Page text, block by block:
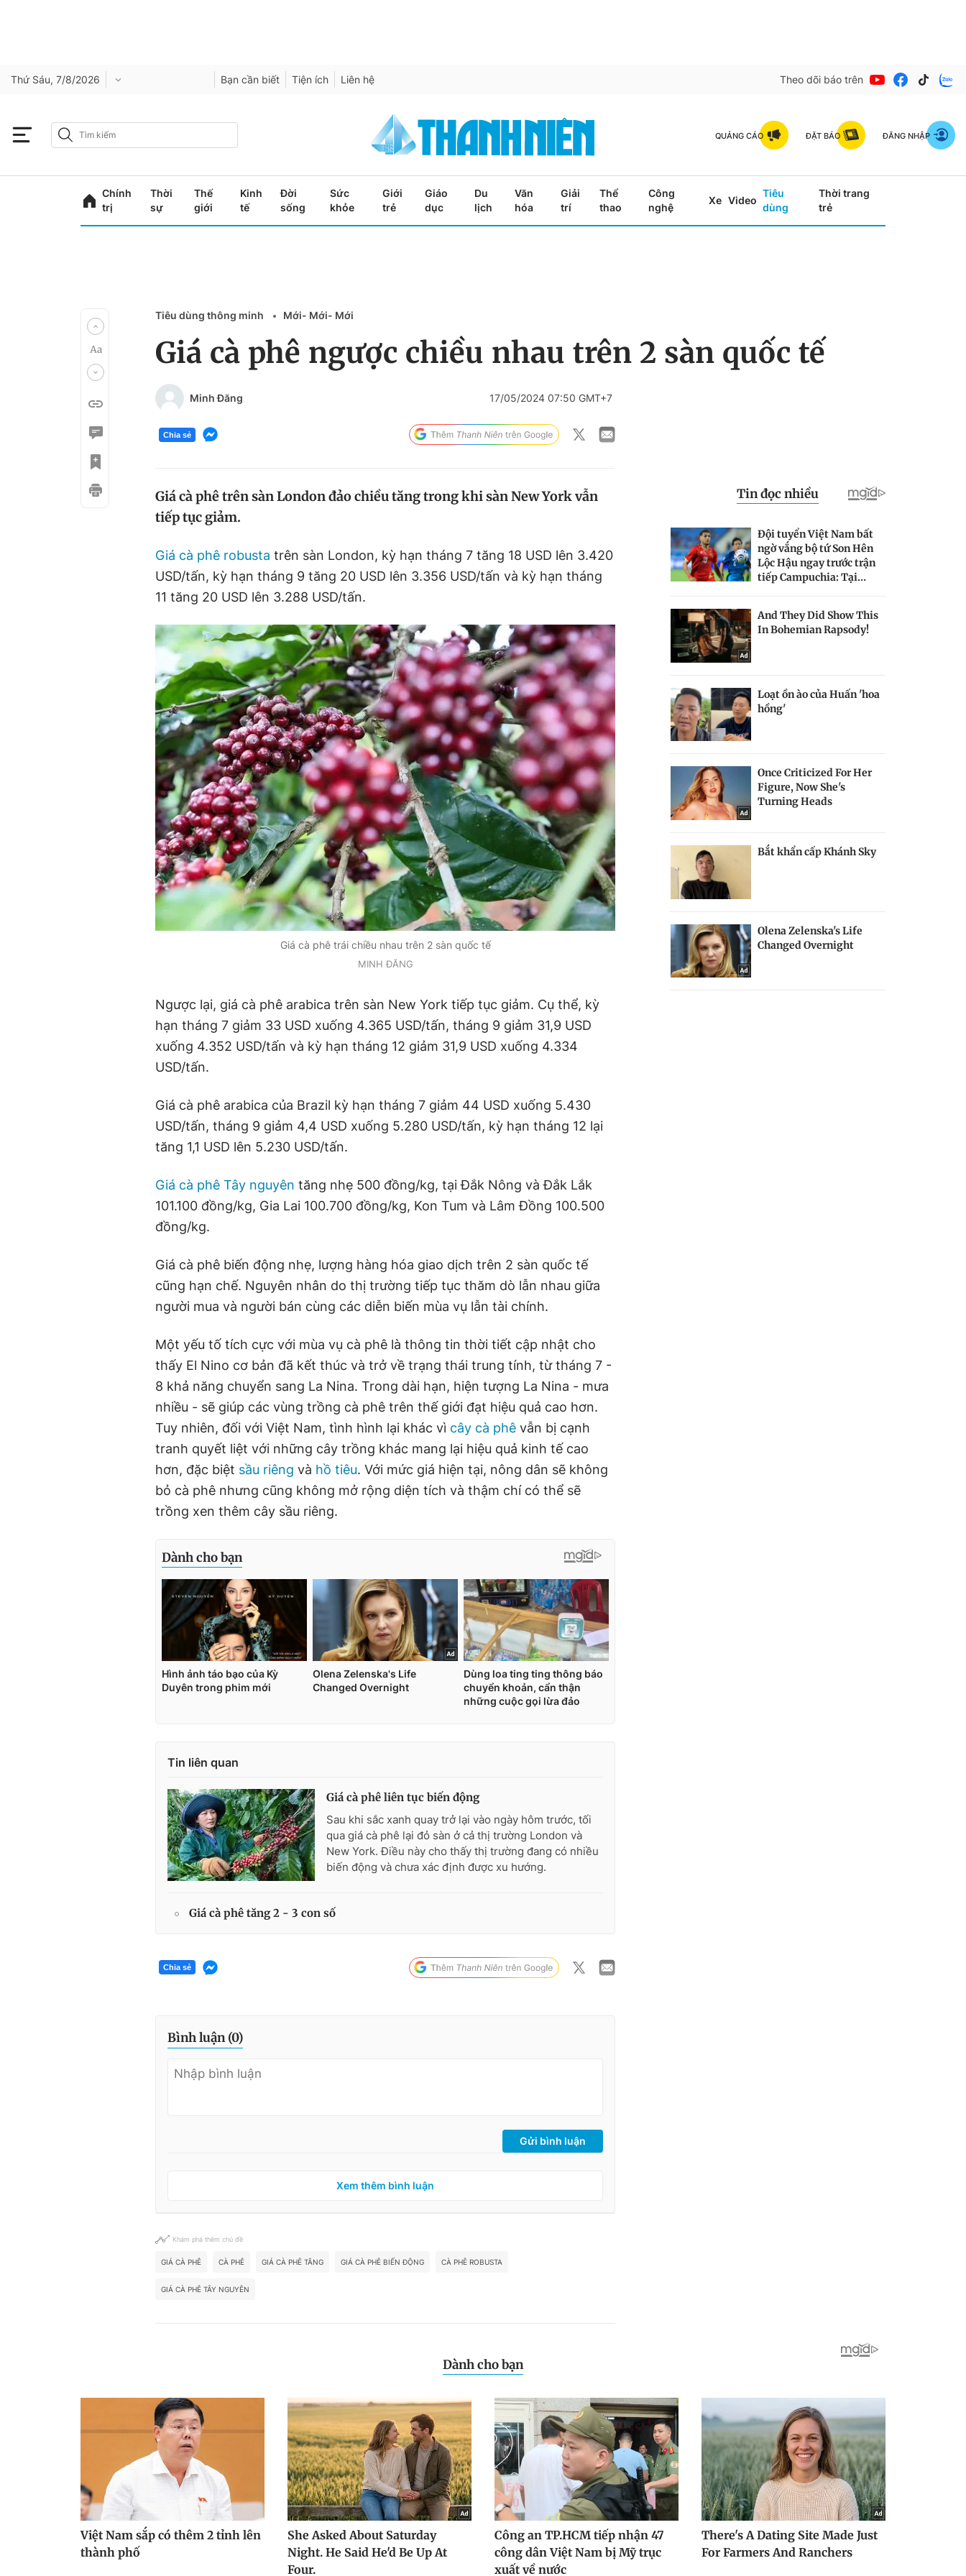
Thứ Sáu, 7/8/2026 Bạn cần biết Tiện ích Liên hệ Theo dõi báo trên
QUẢNG CÁO ĐẶT BÁO ĐĂNG NHẬP
Chính
trị
Thời
sự
Thế
giới
Kinh
tế
Đời
sống
Sức
khỏe
Giới
trẻ
Giáo
dục
Du
lịch
Văn
hóa
Giải
trí
Thể
thao
Công
nghệ
Xe Video
Tiêu
dùng
Thời trang
trẻ
Tiêu dùng thông minh Mới- Mới- Mới
Giá cà phê ngược chiều nhau trên 2 sàn quốc tế
Minh Đăng 17/05/2024 07:50 GMT+7
Chia sẻ
Giá cà phê trên sàn London đảo chiều tăng trong khi sàn New York vẫn
tiếp tục giảm.
Giá cà phê robusta trên sàn London, kỳ hạn tháng 7 tăng 18 USD lên 3.420
USD/tấn, kỳ hạn tháng 9 tăng 20 USD lên 3.356 USD/tấn và kỳ hạn tháng
11 tăng 20 USD lên 3.288 USD/tấn.
Giá cà phê trái chiều nhau trên 2 sàn quốc tế
MINH ĐĂNG
Ngược lại, giá cà phê arabica trên sàn New York tiếp tục giảm. Cụ thể, kỳ
hạn tháng 7 giảm 33 USD xuống 4.365 USD/tấn, tháng 9 giảm 31,9 USD
xuống 4.352 USD/tấn và kỳ hạn tháng 12 giảm 31,9 USD xuống 4.334
USD/tấn.
Giá cà phê arabica của Brazil kỳ hạn tháng 7 giảm 44 USD xuống 5.430
USD/tấn, tháng 9 giảm 4,4 USD xuống 5.280 USD/tấn, kỳ hạn tháng 12 lại
tăng 1,1 USD lên 5.230 USD/tấn.
Giá cà phê Tây nguyên tăng nhẹ 500 đồng/kg, tại Đắk Nông và Đắk Lắk
101.100 đồng/kg, Gia Lai 100.700 đồng/kg, Kon Tum và Lâm Đồng 100.500
đồng/kg.
Giá cà phê biến động nhẹ, lượng hàng hóa giao dịch trên 2 sàn quốc tế
cũng hạn chế. Nguyên nhân do thị trường tiếp tục thăm dò lẫn nhau giữa
người mua và người bán cùng các diễn biến mùa vụ lẫn tài chính.
Một yếu tố tích cực với mùa vụ cà phê là thông tin thời tiết cập nhật cho
thấy El Nino cơ bản đã kết thúc và trở về trạng thái trung tính, từ tháng 7 -
8 khả năng chuyển sang La Nina. Trong dài hạn, hiện tượng La Nina - mưa
nhiều - sẽ giúp các vùng trồng cà phê trên thế giới đạt hiệu quả cao hơn.
Tuy nhiên, đối với Việt Nam, tình hình lại khác vì cây cà phê vẫn bị cạnh
tranh quyết liệt với những cây trồng khác mang lại hiệu quả kinh tế cao
hơn, đặc biệt sầu riêng và hồ tiêu. Với mức giá hiện tại, nông dân sẽ không
bỏ cà phê nhưng cũng không mở rộng diện tích và thậm chí có thể sẽ
trồng xen thêm cây sầu riêng.
Tin liên quan
Giá cà phê liên tục biến động
Sau khi sắc xanh quay trở lại vào ngày hôm trước, tối
qua giá cà phê lại đỏ sàn ở cả thị trường London và
New York. Điều này cho thấy thị trường đang có nhiều
biến động và chưa xác định được xu hướng.
Giá cà phê tăng 2 - 3 con số
Chia sẻ
Bình luận (0)
Gửi bình luận
Xem thêm bình luận
Khám phá thêm chủ đề
GIÁ CÀ PHÊ CÀ PHÊ GIÁ CÀ PHÊ TĂNG GIÁ CÀ PHÊ BIẾN ĐỘNG CÀ PHÊ ROBUSTA
GIÁ CÀ PHÊ TÂY NGUYÊN